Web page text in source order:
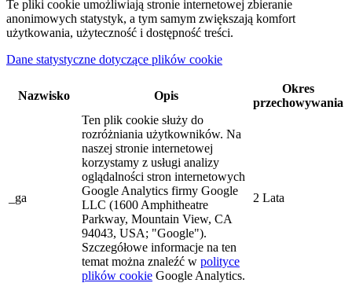
Te pliki cookie umożliwiają stronie internetowej zbieranie
anonimowych statystyk, a tym samym zwiększają komfort
użytkowania, użyteczność i dostępność treści.
Dane statystyczne dotyczące plików cookie
Nazwisko Opis
Okres
przechowywania
_ga
Ten plik cookie służy do
rozróżniania użytkowników. Na
naszej stronie internetowej
korzystamy z usługi analizy
oglądalności stron internetowych
Google Analytics firmy Google
LLC (1600 Amphitheatre
Parkway, Mountain View, CA
94043, USA; "Google").
Szczegółowe informacje na ten
temat można znaleźć w polityce
plików cookie Google Analytics.
2 Lata